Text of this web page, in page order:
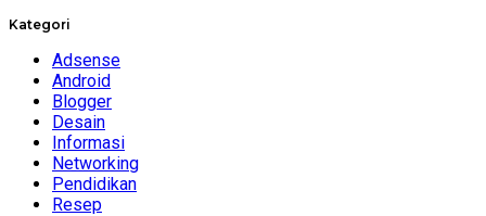
Kategori
Adsense
Android
Blogger
Desain
Informasi
Networking
Pendidikan
Resep